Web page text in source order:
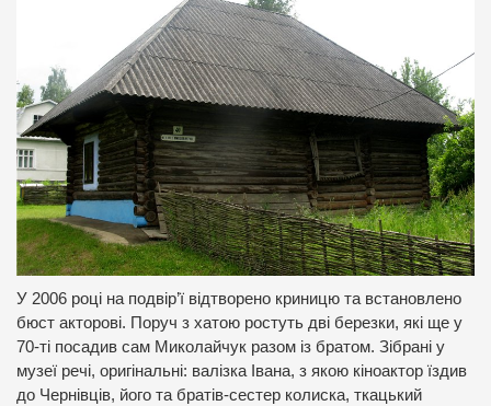
У 2006 році на подвір’ї відтворено криницю та встановлено
бюст акторові. Поруч з хатою ростуть дві березки, які ще у
70-ті посадив сам Миколайчук разом із братом. Зібрані у
музеї речі, оригінальні: валізка Івана, з якою кіноактор їздив
до Чернівців, його та братів-сестер колиска, ткацький